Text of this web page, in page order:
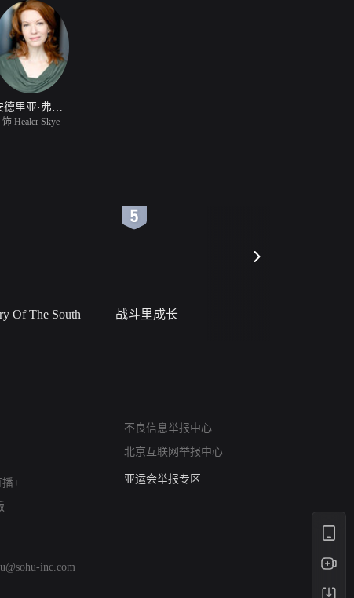
饰 Healer Skye
Of The South
战斗里成长
播+
不良信息举报中心
北京互联网举报中心
算法推荐专项举报
亚运会举报专区
inc.com